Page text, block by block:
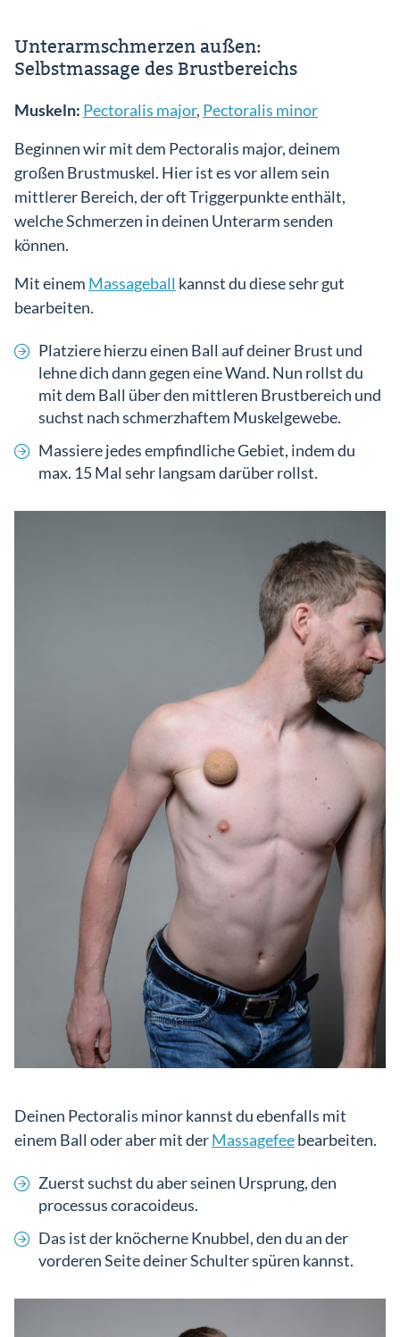
Unterarmschmerzen außen:
Selbstmassage des Brustbereichs
Muskeln: Pectoralis major, Pectoralis minor
Beginnen wir mit dem Pectoralis major, deinem
großen Brustmuskel. Hier ist es vor allem sein
mittlerer Bereich, der oft Triggerpunkte enthält,
welche Schmerzen in deinen Unterarm senden
können.
Mit einem Massageball kannst du diese sehr gut
bearbeiten.
Platziere hierzu einen Ball auf deiner Brust und
lehne dich dann gegen eine Wand. Nun rollst du
mit dem Ball über den mittleren Brustbereich und
suchst nach schmerzhaftem Muskelgewebe.
Massiere jedes empfindliche Gebiet, indem du
max. 15 Mal sehr langsam darüber rollst.
Deinen Pectoralis minor kannst du ebenfalls mit
einem Ball oder aber mit derMassagefeebearbeiten.
Zuerst suchst du aber seinen Ursprung, den
processus coracoideus.
Das ist der knöcherne Knubbel, den du an der
vorderen Seite deiner Schulter spüren kannst.